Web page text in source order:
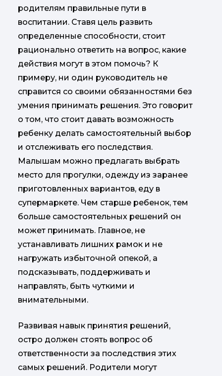
родителям правильные пути в
воспитании. Ставя цель развить
определенные способности, стоит
рационально ответить на вопрос, какие
действия могут в этом помочь? К
примеру, ни один руководитель не
справится со своими обязанностями без
умения принимать решения. Это говорит
о том, что стоит давать возможность
ребенку делать самостоятельный выбор
и отслеживать его последствия.
Малышам можно предлагать выбрать
место для прогулки, одежду из заранее
приготовленных вариантов, еду в
супермаркете. Чем старше ребенок, тем
больше самостоятельных решений он
может принимать. Главное, не
устанавливать лишних рамок и не
нагружать избыточной опекой, а
подсказывать, поддерживать и
направлять, быть чуткими и
внимательными.
Развивая навык принятия решений,
остро должен стоять вопрос об
ответственности за последствия этих
самых решений. Родители могут